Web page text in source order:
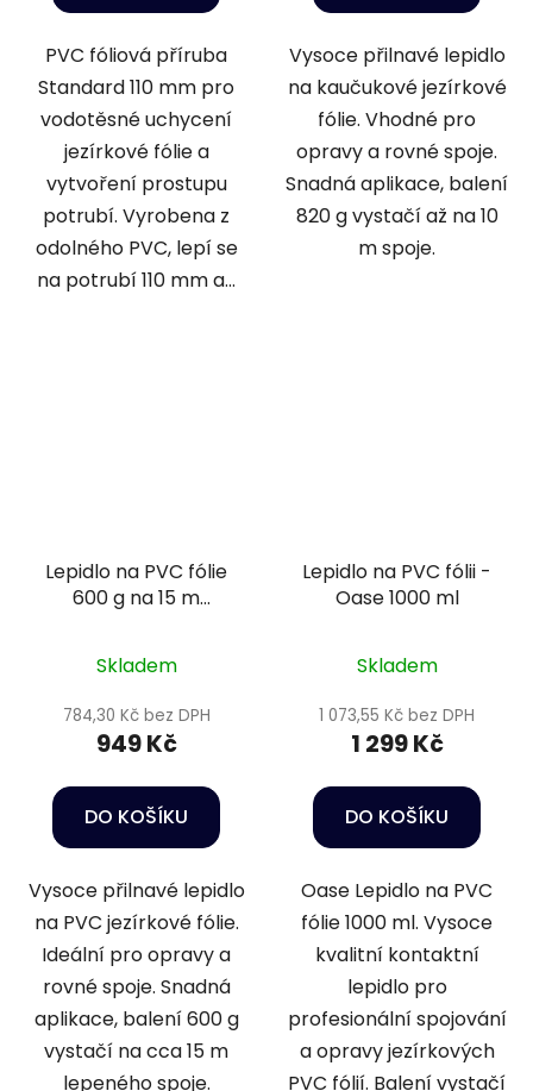
PVC fóliová příruba
Standard 110 mm pro
vodotěsné uchycení
jezírkové fólie a
vytvoření prostupu
potrubí. Vyrobena z
odolného PVC, lepí se
na potrubí 110 mm a...
Vysoce přilnavé lepidlo
na kaučukové jezírkové
fólie. Vhodné pro
opravy a rovné spoje.
Snadná aplikace, balení
820 g vystačí až na 10
m spoje.
Lepidlo na PVC fólie
600 g na 15 m
Skladem
784,30 Kč bez DPH
949 Kč
DO KOŠÍKU
Vysoce přilnavé lepidlo
na PVC jezírkové fólie.
Ideální pro opravy a
rovné spoje. Snadná
aplikace, balení 600 g
vystačí na cca 15 m
lepeného spoje.
Lepidlo na PVC fólii -
Oase 1000 ml
Skladem
1 073,55 Kč bez DPH
1 299 Kč
DO KOŠÍKU
Oase Lepidlo na PVC
fólie 1000 ml. Vysoce
kvalitní kontaktní
lepidlo pro
profesionální spojování
a opravy jezírkových
PVC fólií. Balení vystačí